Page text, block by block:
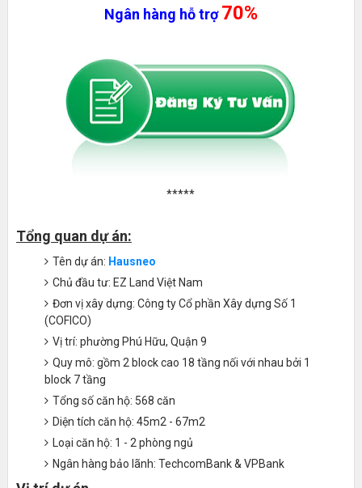
Ngân hàng hỗ trợ70%
*****
Tổng quan dự án:
Tên dự án: Hausneo
Chủ đầu tư: EZ Land Việt Nam
Đơn vị xây dựng: Công ty Cổ phần Xây dựng Số 1
(COFICO)
Vị trí: phường Phú Hữu, Quận 9
Quy mô: gồm 2 block cao 18 tầng nối với nhau bởi 1
block 7 tầng
Tổng số căn hộ: 568 căn
Diện tích căn hộ: 45m2 - 67m2
Loại căn hộ: 1 - 2 phòng ngủ
Ngân hàng bảo lãnh: TechcomBank & VPBank